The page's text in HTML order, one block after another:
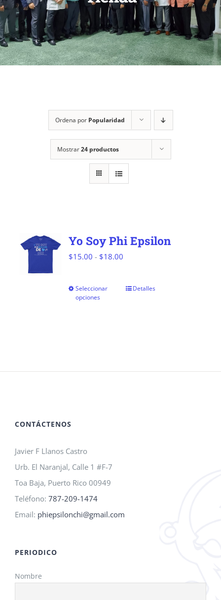
Ordena por Popularidad
Mostrar24 productos
Yo Soy Phi Epsilon
$15.00 - $18.00
precios:
Seleccionar
opciones
Este
Las
Detalles
CONTÁCTENOS
Javier F Llanos Castro
Urb. El Naranjal, Calle 1 #F-7
Toa Baja, Puerto Rico 00949
Teléfono: 787-209-1474
Email: phiepsilonchi@gmail.com
PERIODICO
Nombre